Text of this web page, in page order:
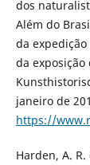
dos
Além do
da
da
janeiro de
https://
Harden, A.